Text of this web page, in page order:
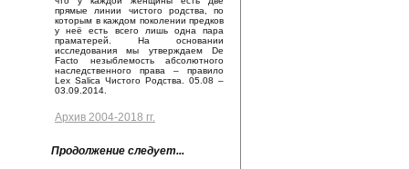
прямые линии чистого родства, по
которым в каждом поколении предков
у неё есть всего лишь одна пара
праматерей. На основании
исследования мы утверждаем De
Facto незыблемость абсолютного
наследственного права – правило
Lex Salica Чистого Родства. 05.08 –
03.09.2014.
Архив 2004-2018 гг.
Продолжение следует...